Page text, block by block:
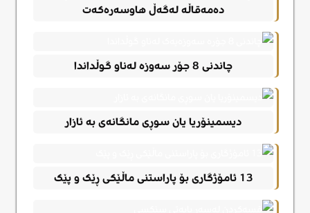
دەمەقاڵە لەگەڵ هاوسەرەکەت
چاندنی 8 جۆر سەوزە لەناو گوڵداندا
دیسمینۆریا یان سوڕی مانگانەی بە ئازار
13 ئامۆژگاری بۆ پاراستنی ماڵێکی ڕێک و پێک